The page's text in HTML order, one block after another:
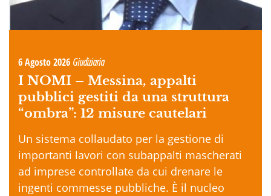
6 Agosto 2026 Giudiziaria
I NOMI – Messina, appalti
pubblici gestiti da una struttura
“ombra”: 12 misure cautelari
Un sistema collaudato per la gestione di
importanti lavori con subappalti mascherati
ad imprese controllate da cui drenare le
ingenti commesse pubbliche. È il nucleo